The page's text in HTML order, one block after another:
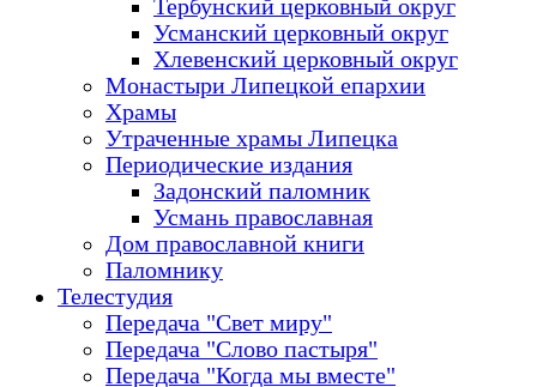
Тербунский церковный округ
Усманский церковный округ
Хлевенский церковный округ
Монастыри Липецкой епархии
Храмы
Утраченные храмы Липецка
Периодические издания
Задонский паломник
Усмань православная
Дом православной книги
Паломнику
Телестудия
Передача "Свет миру"
Передача "Слово пастыря"
Передача "Когда мы вместе"